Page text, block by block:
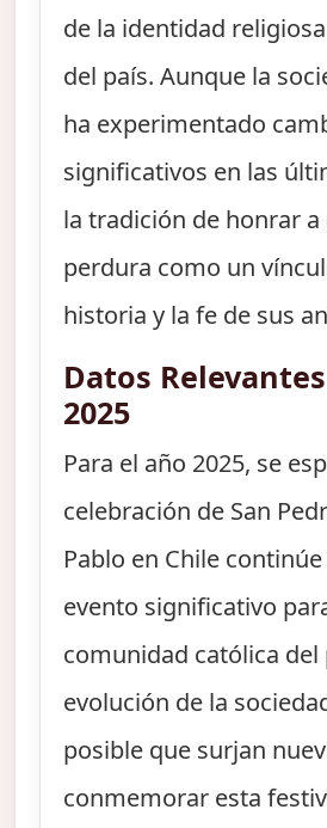
de la identidad
del país. Aunque la
ha experimentado
significativos en las
la tradición de honrar
perdura como un
historia y la fe de sus
Datos
2025
Para el año 2025, se
celebración de San
Pablo en Chile
evento significativo
comunidad católica del
evolución de la
posible que surjan
conmemorar esta